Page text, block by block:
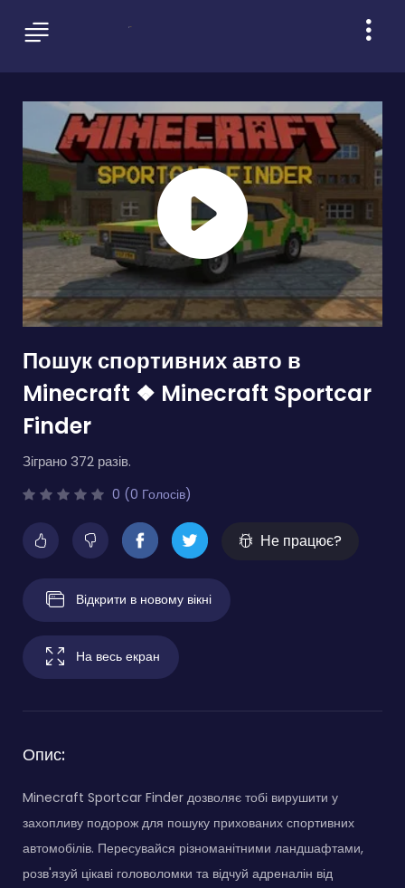
Пошук спортивних авто в
Minecraft ❖ Minecraft Sportcar
Finder
Зіграно 372 разів.
0 (0 Голосів)
Не працює?
Відкрити в новому вікні
На весь екран
Опис:
Minecraft Sportcar Finder дозволяє тобі вирушити у
захопливу подорож для пошуку прихованих спортивних
автомобілів. Пересувайся різноманітними ландшафтами,
розв'язуй цікаві головоломки та відчуй адреналін від